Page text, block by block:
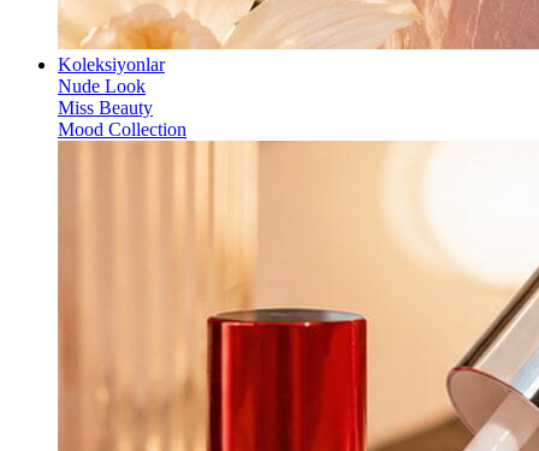
Koleksiyonlar
Nude Look
Miss Beauty
Mood Collection